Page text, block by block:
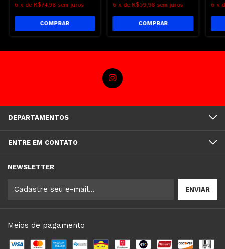
6 x de R$74,98 sem juros 6 x de R$59,98 sem juros 6 x
DEPARTAMENTOS
ENTRE EM CONTATO
NEWSLETTER
Meios de pagamento